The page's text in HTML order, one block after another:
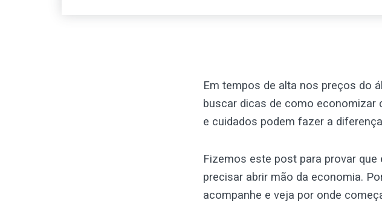
Em tempos de alta nos preços do
buscar dicas de como economizar
e cuidados podem fazer a
Fizemos este post para provar
precisar abrir mão da economia.
acompanhe e veja por onde